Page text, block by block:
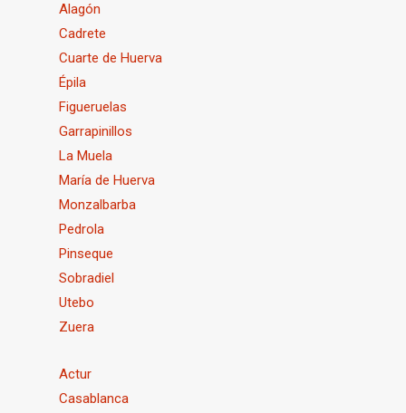
Alagón
Cadrete
Cuarte de Huerva
Épila
Figueruelas
Garrapinillos
La Muela
María de Huerva
Monzalbarba
Pedrola
Pinseque
Sobradiel
Utebo
Zuera
Actur
Casablanca